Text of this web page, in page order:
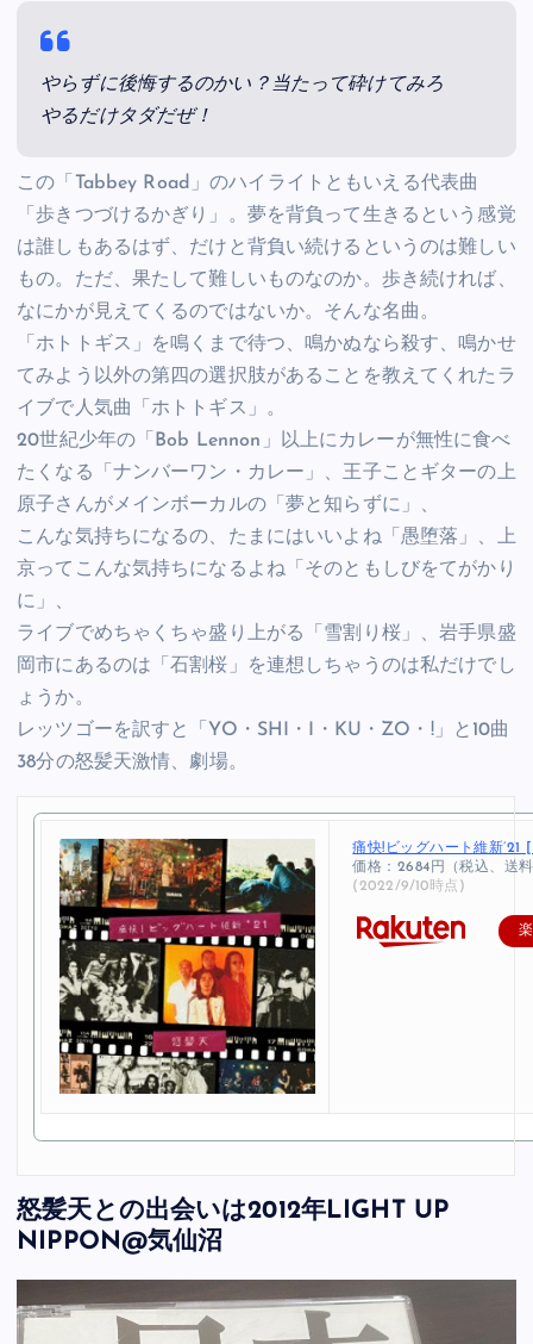
やらずに後悔するのかい？当たって砕けてみろ
やるだけタダだぜ！
この「Tabbey Road」のハイライトともいえる代表曲
「歩きつづけるかぎり」。夢を背負って生きるという感覚
は誰しもあるはず、だけと背負い続けるというのは難しい
もの。ただ、果たして難しいものなのか。歩き続ければ、
なにかが見えてくるのではないか。そんな名曲。
「ホトトギス」を鳴くまで待つ、鳴かぬなら殺す、鳴かせ
てみよう以外の第四の選択肢があることを教えてくれたラ
イブで人気曲「ホトトギス」。
20世紀少年の「Bob Lennon」以上にカレーが無性に食べ
たくなる「ナンバーワン・カレー」、王子ことギターの上
原子さんがメインボーカルの「夢と知らずに」、
こんな気持ちになるの、たまにはいいよね「愚堕落」、上
京ってこんな気持ちになるよね「そのともしびをてがかり
に」、
ライブでめちゃくちゃ盛り上がる「雪割り桜」、岩手県盛
岡市にあるのは「石割桜」を連想しちゃうのは私だけでし
ょうか。
レッツゴーを訳すと「YO・SHI・I・KU・ZO・!」と10曲
38分の怒髪天激情、劇場。
痛快!ビッグハート維新’21
価格：2684円（税込、送
(2022/9/10時点)
怒髪天との出会いは2012年LIGHT UP
NIPPON@気仙沼